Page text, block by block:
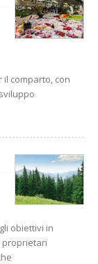
comparto, con
obiettivi in
proprietari